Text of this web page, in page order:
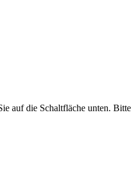
auf die Schaltfläche unten.